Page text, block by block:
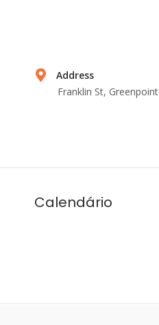
Address
Franklin St, Greenpoint
Calendário